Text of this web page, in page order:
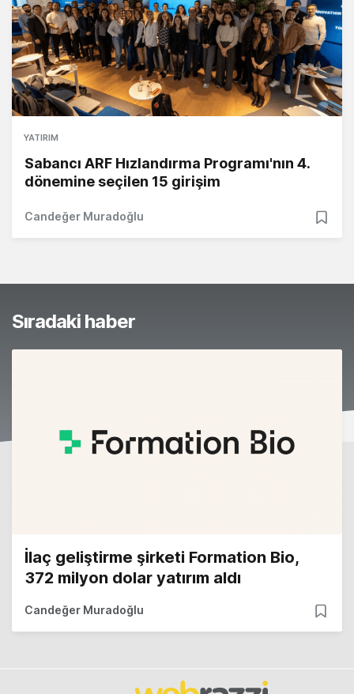
YATIRIM
Sabancı ARF Hızlandırma Programı'nın 4.
dönemine seçilen 15 girişim
Candeğer Muradoğlu
Sıradaki haber
İlaç geliştirme şirketi Formation Bio,
372 milyon dolar yatırım aldı
Candeğer Muradoğlu